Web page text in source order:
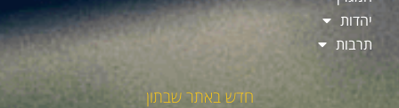
יהדות
תרבות
חדש באתר שבתון